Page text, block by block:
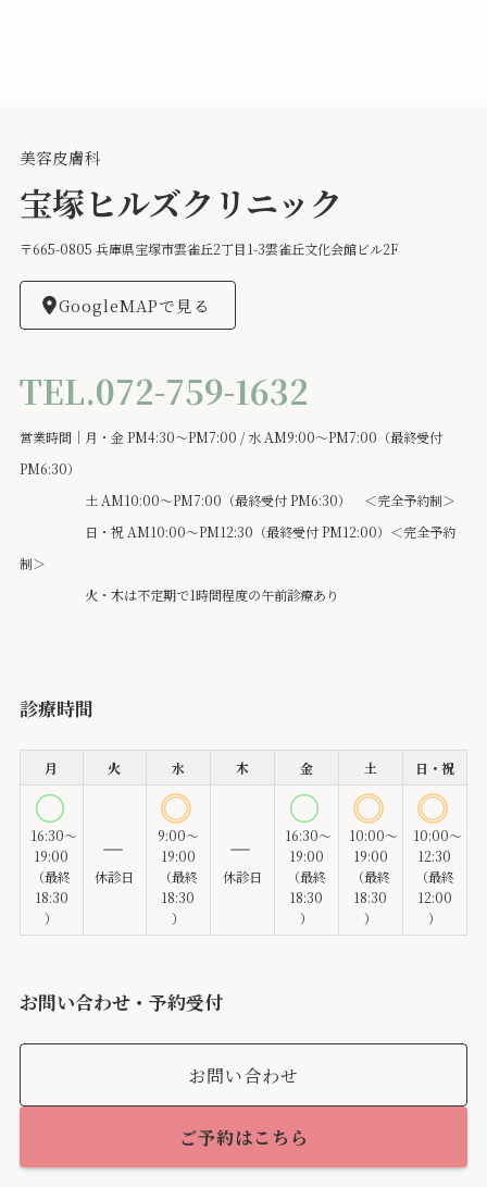
美容皮膚科
宝塚ヒルズクリニック
〒665-0805 兵庫県宝塚市雲雀丘2丁目1-3雲雀丘文化会館ビル2F
GoogleMAPで見る
TEL.072-759-1632
営業時間｜月・金 PM4:30～PM7:00 / 水 AM9:00～PM7:00（最終受付
PM6:30）
土 AM10:00～PM7:00（最終受付 PM6:30） ＜完全予約制＞
日・祝 AM10:00～PM12:30（最終受付 PM12:00）＜完全予約
制＞
火・木は不定期で1時間程度の午前診療あり
診療時間
月 火 水 木 金 土 日・祝
16:30～
19:00
（最終
18:30
）
休診日
9:00～
19:00
（最終
18:30
）
休診日
16:30～
19:00
（最終
18:30
）
10:00～
19:00
（最終
18:30
）
10:00～
12:30
（最終
12:00
）
お問い合わせ・予約受付
お問い合わせ
ご予約はこちら